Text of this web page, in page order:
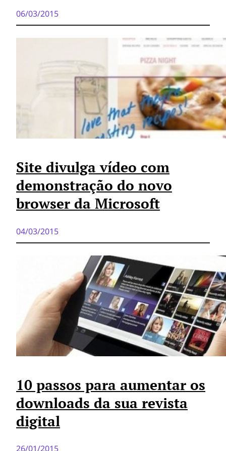
06/03/2015
Site divulga vídeo com
demonstração do novo
browser da Microsoft
04/03/2015
10 passos para aumentar os
downloads da sua revista
digital
26/01/2015